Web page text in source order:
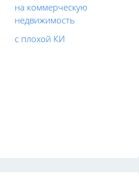
на коммерческую
недвижимость
с плохой КИ